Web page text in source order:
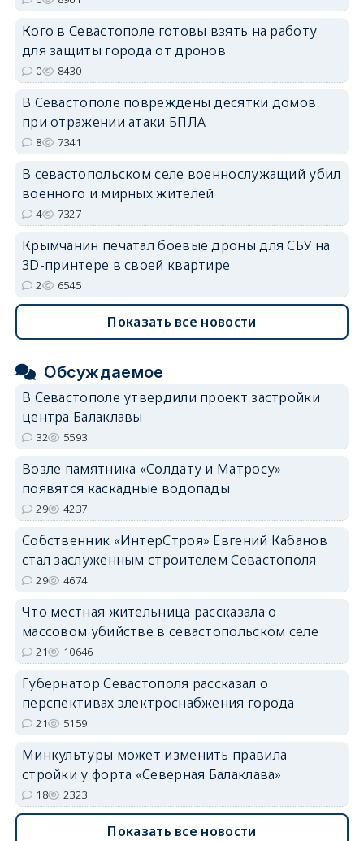
Кого в Севастополе готовы взять на работу
для защиты города от дронов
0 8430
В Севастополе повреждены десятки домов
при отражении атаки БПЛА
8 7341
В севастопольском селе военнослужащий убил
военного и мирных жителей
4 7327
Крымчанин печатал боевые дроны для СБУ на
3D-принтере в своей квартире
2 6545
Показать все новости
Обсуждаемое
В Севастополе утвердили проект застройки
центра Балаклавы
32 5593
Возле памятника «Солдату и Матросу»
появятся каскадные водопады
29 4237
Собственник «ИнтерСтроя» Евгений Кабанов
стал заслуженным строителем Севастополя
29 4674
Что местная жительница рассказала о
массовом убийстве в севастопольском селе
21 10646
Губернатор Севастополя рассказал о
перспективах электроснабжения города
21 5159
Минкультуры может изменить правила
стройки у форта «Северная Балаклава»
18 2323
Показать все новости